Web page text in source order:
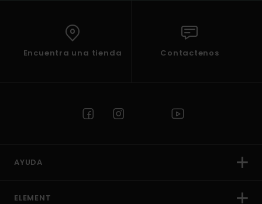
Encuentra una tienda Contactenos
AYUDA
ELEMENT